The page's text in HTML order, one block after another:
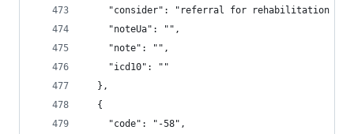
"consider": "referral for rehabilitation -
    "noteUa": "",
    "note": "",
    "icd10": ""
  },
  {
    "code": "-58",